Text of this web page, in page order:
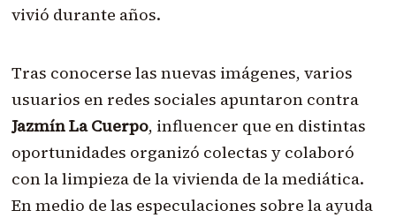
vivió durante años.
Tras conocerse las nuevas imágenes, varios
usuarios en redes sociales apuntaron contra
Jazmín La Cuerpo, influencer que en distintas
oportunidades organizó colectas y colaboró
con la limpieza de la vivienda de la mediática.
En medio de las especulaciones sobre la ayuda